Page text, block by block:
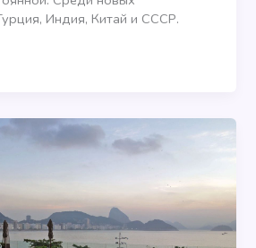
Индия, Китай и СССР.